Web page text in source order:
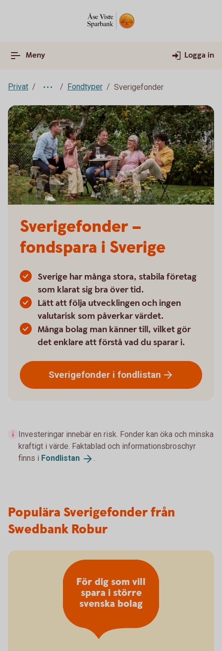
Meny Logga in
Privat Fondtyper Sverigefonder
Sverigefonder –
fondspara i Sverige
Sverige har många stora, stabila företag
som klarat sig bra över tid.
Lätt att följa utvecklingen och ingen
valutarisk som påverkar värdet.
Många bolag man känner till, vilket gör
det enklare att förstå vad du sparar i.
Sverigefonder i fondlistan
Investeringar innebär en risk. Fonder kan öka och minska
kraftigt i värde. Faktablad och informationsbroschyr
finns i Fondlistan .
Populära Sverigefonder från
Swedbank Robur
För dig som vill
spara i större
svenska bolag